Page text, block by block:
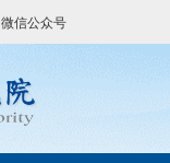
微信公众号